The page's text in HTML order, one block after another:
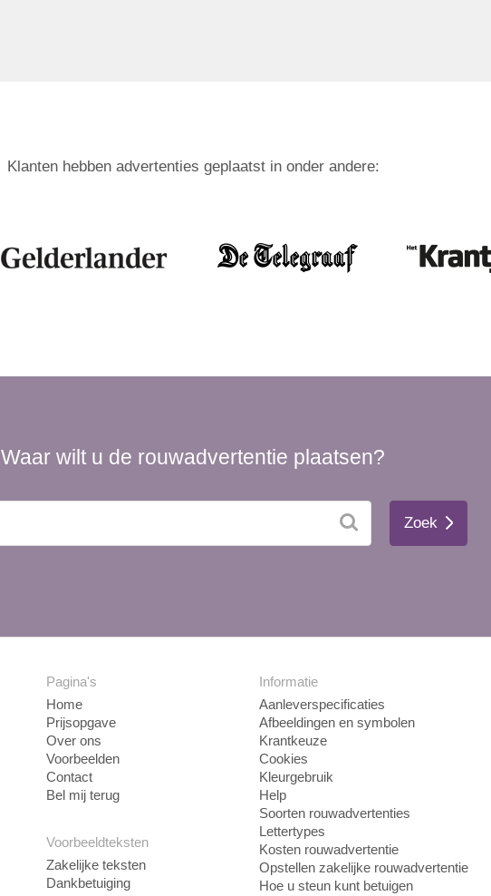
Klanten hebben advertenties geplaatst in onder andere:
Waar wilt u de rouwadvertentie plaatsen?
Zoek
Pagina's
Home
Prijsopgave
Over ons
Voorbeelden
Contact
Bel mij terug
Voorbeeldteksten
Zakelijke teksten
Dankbetuiging
Informatie
Aanleverspecificaties
Afbeeldingen en symbolen
Krantkeuze
Cookies
Kleurgebruik
Help
Soorten rouwadvertenties
Lettertypes
Kosten rouwadvertentie
Opstellen zakelijke rouwadvertentie
Hoe u steun kunt betuigen